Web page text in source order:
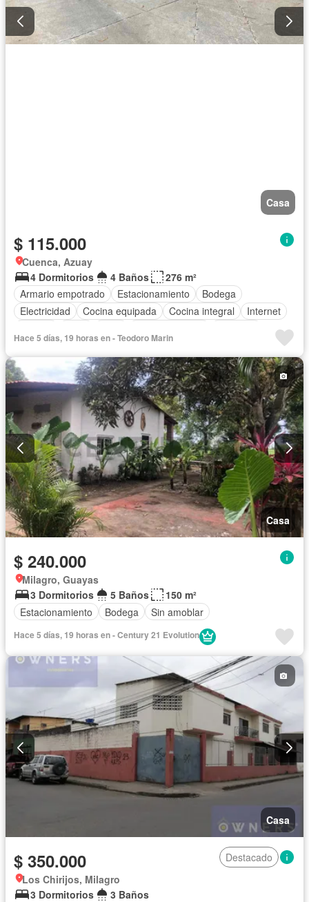
Casa
$ 115.000
Cuenca, Azuay
4 Dormitorios
4 Baños
276 m²
Armario empotrado
Estacionamiento
Bodega
Electricidad
Cocina equipada Cocina integral
Internet
Jardín
Balcón Sin amoblar
Hace 5 días, 19 horas en - Teodoro Marin
Casa
$ 240.000
Milagro, Guayas
3 Dormitorios
5 Baños
150 m²
Estacionamiento
Bodega Sin amoblar
Hace 5 días, 19 horas en - Century 21 Evolution
Casa
$ 350.000
Destacado
Los Chirijos, Milagro
3 Dormitorios
3 Baños